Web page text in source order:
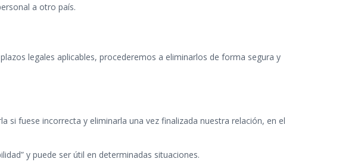
a otro país.
legales aplicables, procederemos a eliminarlos de forma segura y
fuese incorrecta y eliminarla una vez finalizada nuestra relación, en el
y puede ser útil en determinadas situaciones.